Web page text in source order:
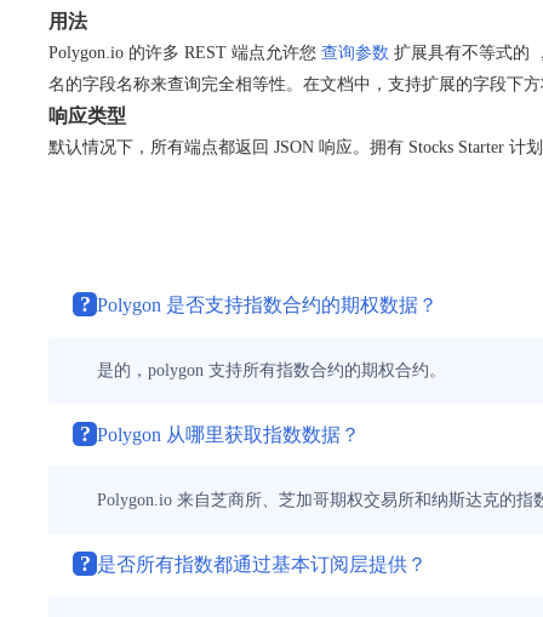
用法
Polygon.io 的许多 REST 端点允许您 查询参数 扩展具有不等式的
名的字段名称来查询完全相等性。在文档中，支持扩展的字段下
响应类型
默认情况下，所有端点都返回 JSON 响应。拥有 Stocks Starter 计
? Polygon 是否支持指数合约的期权数据？
是的，polygon 支持所有指数合约的期权合约。
? Polygon 从哪里获取指数数据？
Polygon.io 来自芝商所、芝加哥期权交易所和纳斯达克的
? 是否所有指数都通过基本订阅层提供？